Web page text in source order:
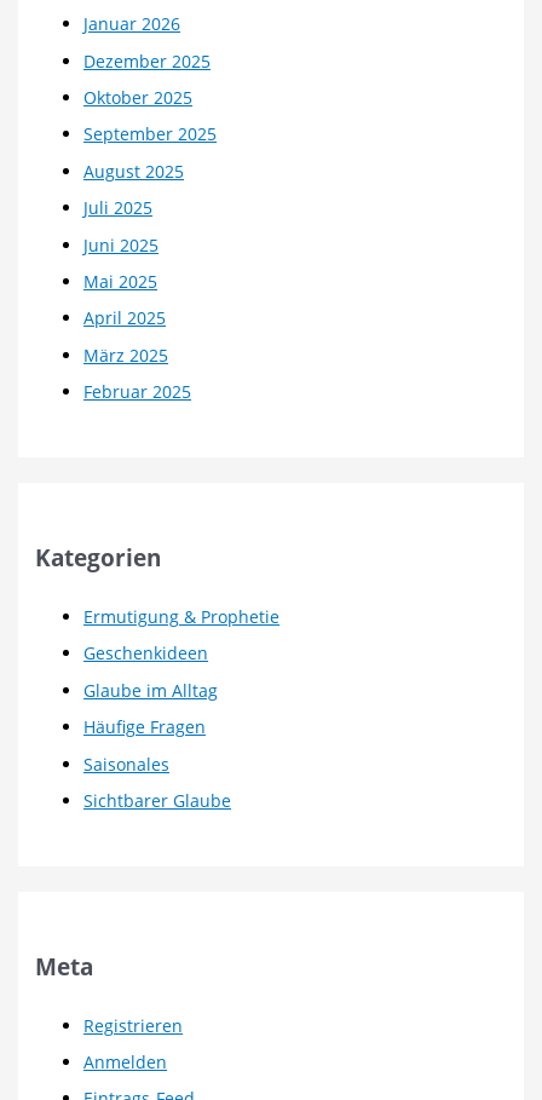
Januar 2026
Dezember 2025
Oktober 2025
September 2025
August 2025
Juli 2025
Juni 2025
Mai 2025
April 2025
März 2025
Februar 2025
Kategorien
Ermutigung & Prophetie
Geschenkideen
Glaube im Alltag
Häufige Fragen
Saisonales
Sichtbarer Glaube
Meta
Registrieren
Anmelden